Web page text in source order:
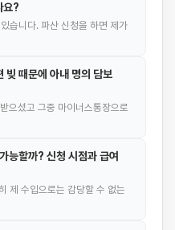
요?
습니다. 파산 신청을 하면 제가
빚 때문에 아내 명의 담보
으셨고 그중 마이너스통장으로
능할까? 신청 시점과 급여
제 수입으로는 감당할 수 없는